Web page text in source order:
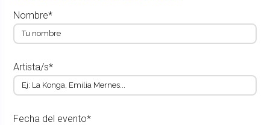
Nombre*
Artista/s*
Fecha del evento*